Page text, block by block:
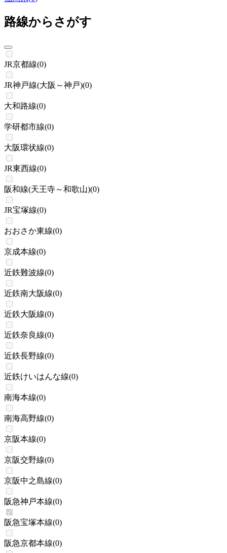
路線からさがす
JR京都線(0)
JR神戸線(大阪～神戸)(0)
大和路線(0)
学研都市線(0)
大阪環状線(0)
JR東西線(0)
阪和線(天王寺～和歌山)(0)
JR宝塚線(0)
おおさか東線(0)
京成本線(0)
近鉄難波線(0)
近鉄南大阪線(0)
近鉄大阪線(0)
近鉄奈良線(0)
近鉄長野線(0)
近鉄けいはんな線(0)
南海本線(0)
南海高野線(0)
京阪本線(0)
京阪交野線(0)
京阪中之島線(0)
阪急神戸本線(0)
阪急宝塚本線(0)
阪急京都本線(0)